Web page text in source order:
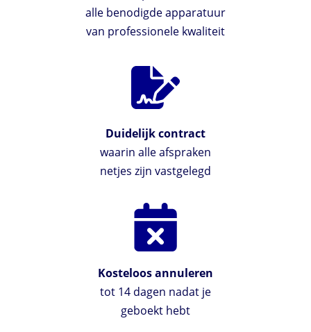
alle benodigde apparatuur
van professionele kwaliteit
Duidelijk contract
waarin alle afspraken
netjes zijn vastgelegd
Kosteloos annuleren
tot 14 dagen nadat je
geboekt hebt